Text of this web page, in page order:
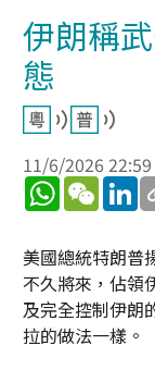
伊朗稱
態
11/6/2026 22:59
WhatsApp
美國總統特朗普
不久將來，佔領
及完全控制伊朗
拉的做法一樣。